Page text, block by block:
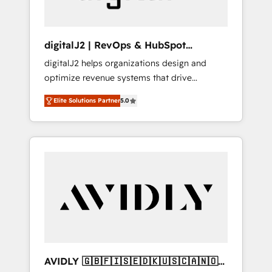
digitalJ2 | RevOps & HubSpot
Implementations
digitalJ2 helps organizations design and
optimize revenue systems that drive
scalable, predictable growth. As a triple-
accredited HubSpot Solutions Partner, we
specialize in both strategic RevOps planning
and hands-on technical execution - building
Services - Managed IT (MSP) - Franchises -
Professional Services - And more! How we
Custom integrations and workflow
Elite Solutions Partner5.0
AVIDLY 🇬🇧🇫🇮🇸🇪🇩🇰🇺🇸🇨🇦🇳🇴